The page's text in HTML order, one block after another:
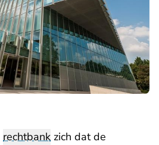
rechtbank zich dat de